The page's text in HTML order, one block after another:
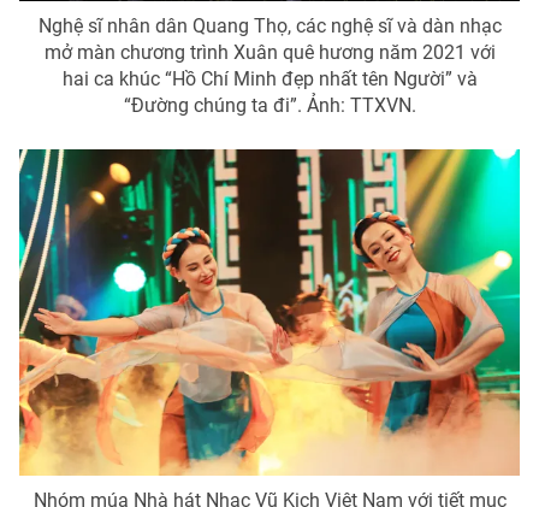
Nghệ sĩ nhân dân Quang Thọ, các nghệ sĩ và dàn nhạc
mở màn chương trình Xuân quê hương năm 2021 với
hai ca khúc “Hồ Chí Minh đẹp nhất tên Người” và
“Đường chúng ta đi”. Ảnh: TTXVN.
Nhóm múa Nhà hát Nhạc Vũ Kịch Việt Nam với tiết mục